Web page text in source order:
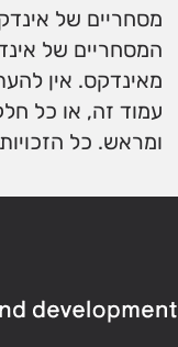
מסחריים של
המסחריים של
מאינדקס. אין
עמוד זה, או כל
ומראש. כל